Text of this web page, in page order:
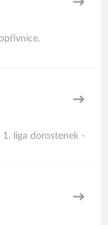
,
1. liga dorostenek -